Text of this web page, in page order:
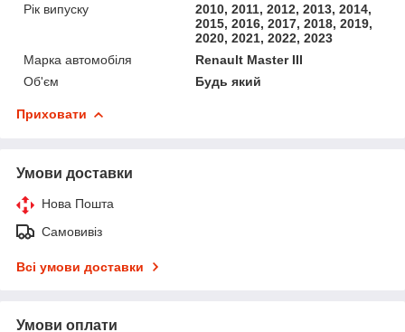
Рік випуску
2010, 2011, 2012, 2013, 2014,
2015, 2016, 2017, 2018, 2019,
2020, 2021, 2022, 2023
Марка автомобіля
Renault Master III
Об'єм
Будь який
Приховати
Умови доставки
Нова Пошта
Самовивіз
Всі умови доставки
Умови оплати